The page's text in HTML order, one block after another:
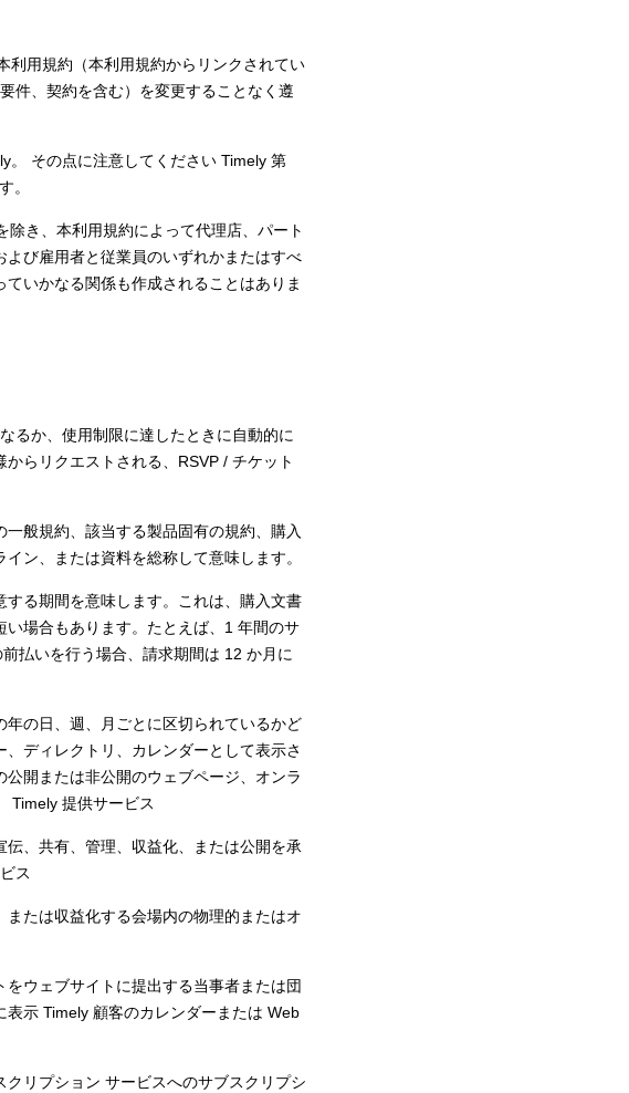
利用規約（本利用規約からリンクされてい
件、契約を含む）を変更することなく遵
。 その点に注意してください Timely 第
。
き、本利用規約によって代理店、パート
び雇用者と従業員のいずれかまたはすべ
いかなる関係も作成されることはありま
るか、使用制限に達したときに自動的に
らリクエストされる、RSVP / チケット
般規約、該当する製品固有の規約、購入
ン、または資料を総称して意味します。
する期間を意味します。これは、購入文書
場合もあります。たとえば、1 年間のサ
払いを行う場合、請求期間は 12 か月に
年の日、週、月ごとに区切られているかど
ディレクトリ、カレンダーとして表示さ
開または非公開のウェブページ、オンラ
Timely 提供サービス
伝、共有、管理、収益化、または公開を承
ス
または収益化する会場内の物理的またはオ
ウェブサイトに提出する当事者または団
示 Timely 顧客のカレンダーまたは Web
クリプション サービスへのサブスクリプシ